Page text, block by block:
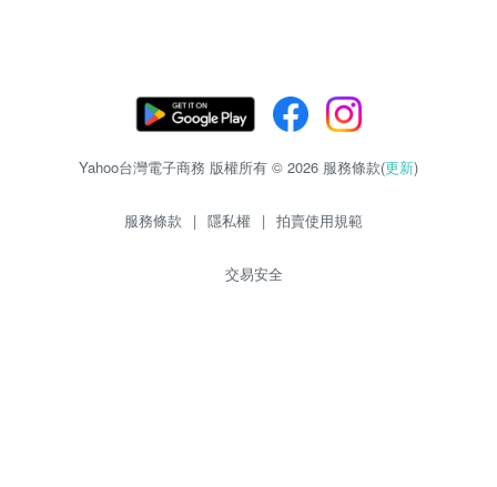
Yahoo台灣電子商務 版權所有 © 2026 服務條款(更新)
服務條款 | 隱私權 | 拍賣使用規範
交易安全